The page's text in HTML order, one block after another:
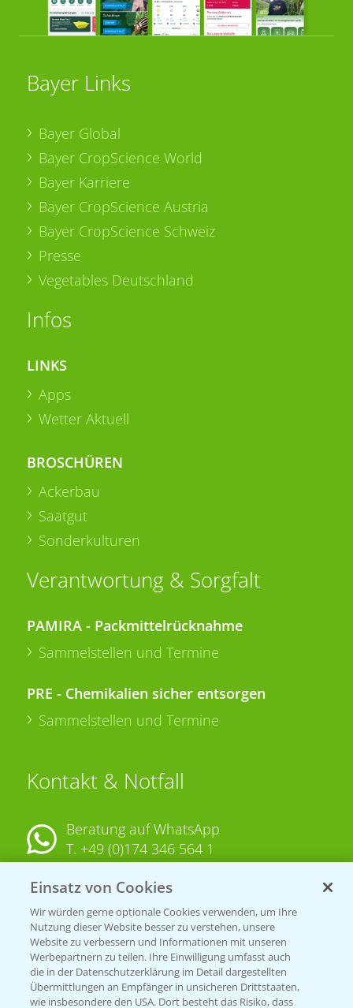
Bayer Links
Bayer Global
Bayer CropScience World
Bayer Karriere
Bayer CropScience Austria
Bayer CropScience Schweiz
Presse
Vegetables Deutschland
Infos
LINKS
Apps
Wetter Aktuell
BROSCHÜREN
Ackerbau
Saatgut
Sonderkulturen
Verantwortung & Sorgfalt
PAMIRA - Packmittelrücknahme
Sammelstellen und Termine
PRE - Chemikalien sicher entsorgen
Sammelstellen und Termine
Kontakt & Notfall
Beratung auf WhatsApp
T. +49 (0)174 346 564 1
KONTAKT
Hilfe in Notfällen
T.+49 (0)214/30-20220
Einsatz von Cookies
Wir würden gerne optionale Cookies verwenden, um Ihre
Nutzung dieser Website besser zu verstehen, unsere
Website zu verbessern und Informationen mit unseren
Werbepartnern zu teilen. Ihre Einwilligung umfasst auch
die in der Datenschutzerklärung im Detail dargestellten
Übermittlungen an Empfänger in unsicheren Drittstaaten,
wie insbesondere den USA. Dort besteht das Risiko, dass